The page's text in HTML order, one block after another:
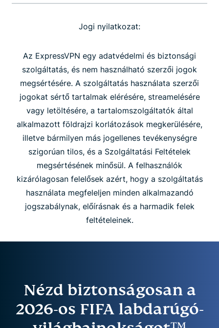
Jogi nyilatkozat:
Az ExpressVPN egy adatvédelmi és biztonsági
szolgáltatás, és nem használható szerzői jogok
megsértésére. A szolgáltatás használata szerzői
jogokat sértő tartalmak elérésére, streamelésére
vagy letöltésére, a tartalomszolgáltatók által
alkalmazott földrajzi korlátozások megkerülésére,
illetve bármilyen más jogellenes tevékenységre
szigorúan tilos, és a Szolgáltatási Feltételek
megsértésének minősül. A felhasználók
kizárólagosan felelősek azért, hogy a szolgáltatás
használata megfeleljen minden alkalmazandó
jogszabálynak, előírásnak és a harmadik felek
feltételeinek.
Nézd biztonságosan a
2026-os FIFA labdarúgó-